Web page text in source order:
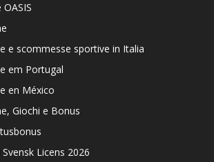
e scommesse sportive in Italia
em Portugal
en México
Giochi e Bonus
Licens 2026